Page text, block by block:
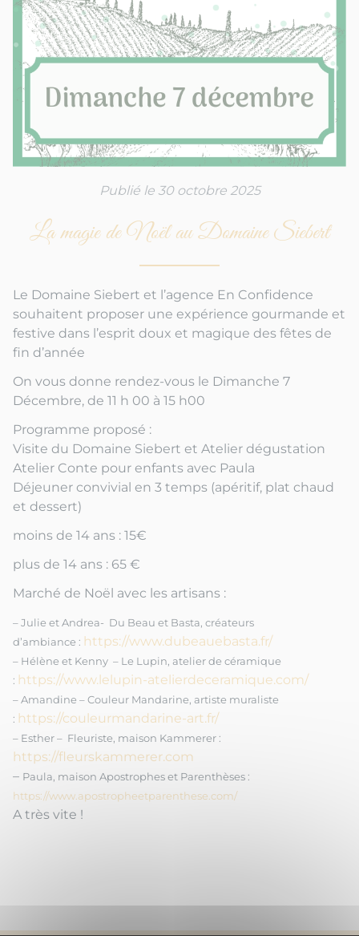
Publié le 30 octobre 2025
La magie de Noël au Domaine Siebert
Le Domaine Siebert et l’agence En Confidence
souhaitent proposer une expérience gourmande et
festive dans l’esprit doux et magique des fêtes de
fin d’année
On vous donne rendez-vous le Dimanche 7
Décembre, de 11 h 00 à 15 h00
Programme proposé :
Visite du Domaine Siebert et Atelier dégustation
Atelier Conte pour enfants avec Paula
Déjeuner convivial en 3 temps (apéritif, plat chaud
et dessert)
moins de 14 ans : 15€
plus de 14 ans : 65 €
Marché de Noël avec les artisans :
– Julie et Andrea- Du Beau et Basta, créateurs
d’ambiance : https://www.dubeauebasta.fr/
– Hélène et Kenny – Le Lupin, atelier de céramique
: https://www.lelupin-atelierdeceramique.com/
– Amandine – Couleur Mandarine, artiste muraliste
: https://couleurmandarine-art.fr/
– Esther – Fleuriste, maison Kammerer :
https://fleurskammerer.com
– Paula, maison Apostrophes et Parenthèses :
https://www.apostropheetparenthese.com/
A très vite !